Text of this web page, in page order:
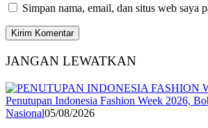
Simpan nama, email, dan situs web saya
JANGAN LEWATKAN
Penutupan Indonesia Fashion Week 2026,
Nasional05/08/2026